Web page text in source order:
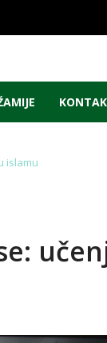
islamu